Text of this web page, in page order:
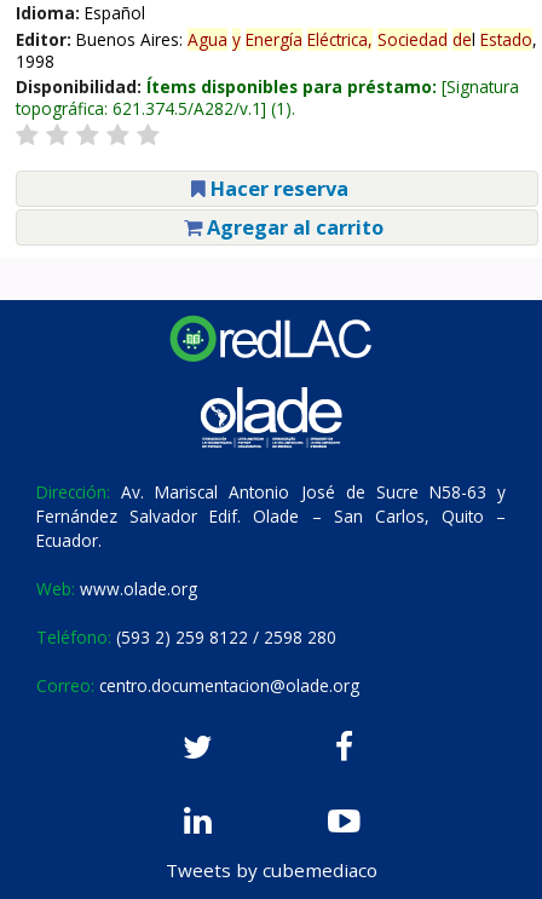
Idioma: Español
Editor: Buenos Aires: Agua y Energía Eléctrica, Sociedad del Estado,
1998
Disponibilidad: Ítems disponibles para préstamo: Signatura
topográfica: 621.374.5/A282/v.1 (1).
Hacer reserva
Agregar al carrito
Dirección: Av. Mariscal Antonio José de Sucre N58-63 y
Fernández Salvador Edif. Olade – San Carlos, Quito –
Ecuador.
Web: www.olade.org
Teléfono: (593 2) 259 8122 / 2598 280
Correo: centro.documentacion@olade.org
Tweets by cubemediaco